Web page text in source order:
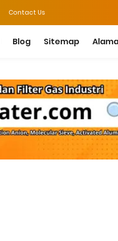
Contact Us
Blog Sitemap